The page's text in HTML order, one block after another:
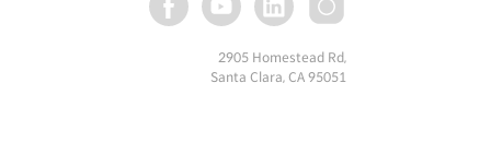
2905 Homestead Rd,
Santa Clara, CA 95051